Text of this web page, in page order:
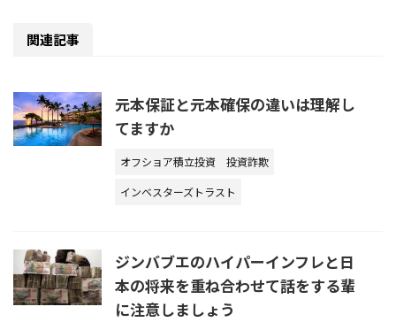
関連記事
元本保証と元本確保の違いは理解し
てますか
オフショア積立投資
投資詐欺
インベスターズトラスト
ジンバブエのハイパーインフレと日
本の将来を重ね合わせて話をする輩
に注意しましょう